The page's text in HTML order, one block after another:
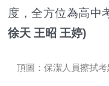
度，全方位為高中
徐天 王昭 王婷)
頂圖：保潔人員擦拭考